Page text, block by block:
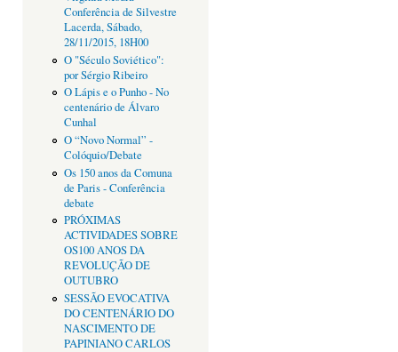
Conferência de Silvestre
Lacerda, Sábado,
28/11/2015, 18H00
O "Século Soviético":
por Sérgio Ribeiro
O Lápis e o Punho - No
centenário de Álvaro
Cunhal
O “Novo Normal” -
Colóquio/Debate
Os 150 anos da Comuna
de Paris - Conferência
debate
PRÓXIMAS
ACTIVIDADES SOBRE
OS100 ANOS DA
REVOLUÇÃO DE
OUTUBRO
SESSÃO EVOCATIVA
DO CENTENÁRIO DO
NASCIMENTO DE
PAPINIANO CARLOS